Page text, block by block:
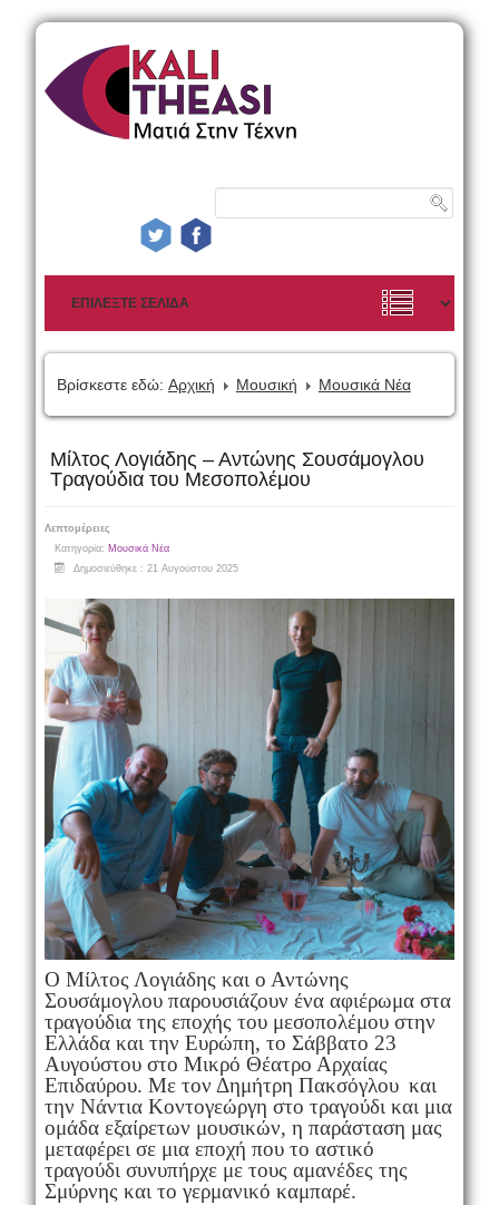
Βρίσκεστε εδώ: Αρχική Μουσική Μουσικά Νέα
Μίλτος Λογιάδης – Αντώνης Σουσάμογλου
Τραγούδια του Μεσοπολέμου
Λεπτομέρειες
Κατηγορία: Μουσικά Νέα
Δημοσιεύθηκε : 21 Αυγούστου 2025
Ο Μίλτος Λογιάδης και ο Αντώνης
Σουσάμογλου παρουσιάζουν ένα αφιέρωμα στα
τραγούδια της εποχής του μεσοπολέμου στην
Ελλάδα και την Ευρώπη, το Σάββατο 23
Αυγούστου στο Μικρό Θέατρο Αρχαίας
Επιδαύρου. Με τον Δημήτρη Πακσόγλου και
την Νάντια Κοντογεώργη στο τραγούδι και μια
ομάδα εξαίρετων μουσικών, η παράσταση μας
μεταφέρει σε μια εποχή που το αστικό
τραγούδι συνυπήρχε με τους αμανέδες της
Σμύρνης και το γερμανικό καμπαρέ.